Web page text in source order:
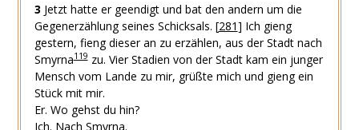
3 Jetzt hatte er geendigt und bat den andern um die
Gegenerzählung seines Schicksals. [281] Ich gieng
gestern, fieng dieser an zu erzählen, aus der Stadt nach
Smyrna119zu. Vier Stadien von der Stadt kam ein junger
Mensch vom Lande zu mir, grüßte mich und gieng ein
Stück mit mir.
Er. Wo gehst du hin?
Ich. Nach Smyrna.